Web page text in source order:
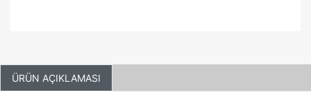
ÜRÜN AÇIKLAMASI